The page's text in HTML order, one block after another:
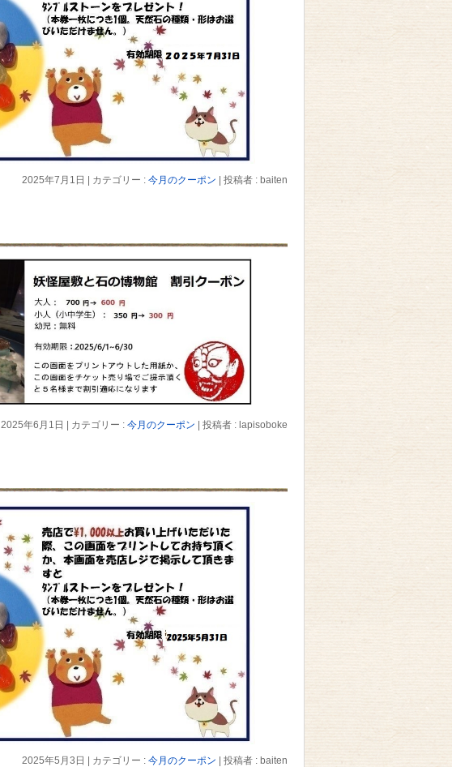
2025年7月1日 カテゴリー : 今月のクーポン 投稿者 : baiten
2025年6月1日 | カテゴリー : 今月のクーポン | 投稿者 : lapisoboke
2025年5月3日 | カテゴリー : 今月のクーポン | 投稿者 : baiten